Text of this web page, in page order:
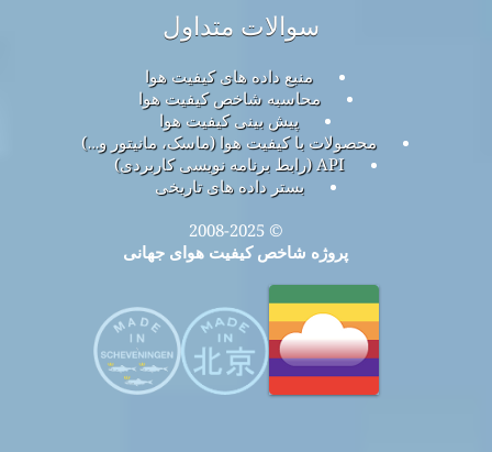
سوالات متداول
منبع داده های کیفیت هوا
محاسبه شاخص کیفیت هوا
پیش بینی کیفیت هوا
محصولات با کیفیت هوا (ماسک، مانیتور و…)
API (رابط برنامه نویسی کاربردی)
بستر داده های تاریخی
© 2008-2025
پروژه شاخص کیفیت هوای جهانی